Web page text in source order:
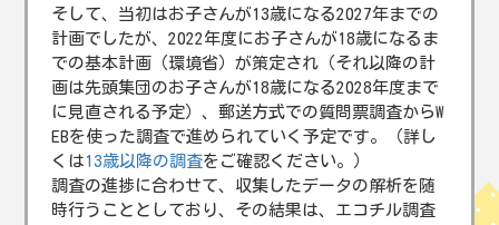
そして、当初はお子さんが13歳になる2027年までの
計画でしたが、2022年度にお子さんが18歳になるま
での基本計画（環境省）が策定され（それ以降の計
画は先頭集団のお子さんが18歳になる2028年度まで
に見直される予定）、郵送方式での質問票調査からW
EBを使った調査で進められていく予定です。（詳し
くは 13歳以降の調査をご確認ください。）
調査の進捗に合わせて、収集したデータの解析を随
時行うこととしており、その結果は、エコチル調査